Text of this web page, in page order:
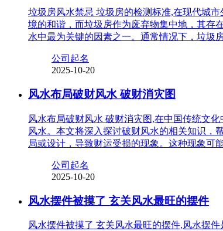
垃圾房风水禁忌 垃圾房的检测标准,在现代城
境的和谐，而垃圾房作为废弃物集中地，其存
水中最为关键的因素之一。通常情况下，垃圾
公司起名
2025-10-20
风水布局破财风水 破财消灾图
风水布局破财风水 破财消灾图,在中国传统文
风水。本文将深入探讨破财风水的相关知识，
局或设计，导致财运受损的现象。这种现象可
公司起名
2025-10-20
风水摆件被摸了 玄关风水最旺的摆件
风水摆件被摸了 玄关风水最旺的摆件,风水摆